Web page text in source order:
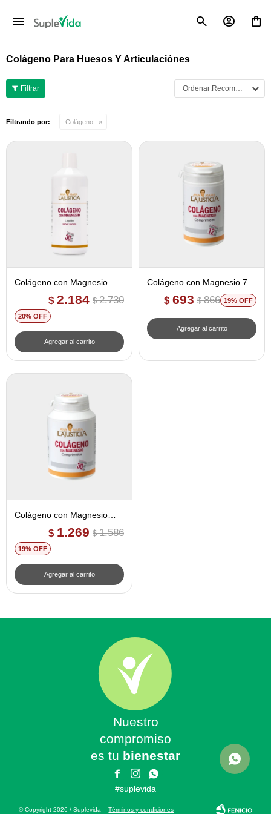
menu
Colágeno Para Huesos Y Articulaciónes
Recomendados
Filtrando por: Colágeno
Colágeno con Magnesio
Líquido - Ana Maria
Lajusticia$ 2.184 $ 2.730
20
Colágeno con Magnesio 75
comprimidos - Ana Maria
Lajusticia
$ 693 $ 866 19
Colágeno con Magnesio
180 comprimidos - Ana
Maria Lajusticia
$ 1.269 $ 1.586
19
Nuestro
compromiso
es tu bienestar
 

#suplevida
© Copyright 2026 / SuplevidaTérminos y condiciones